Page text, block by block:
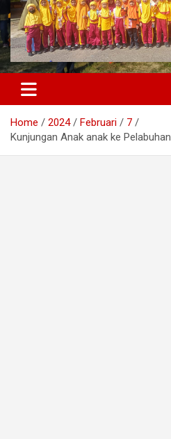
Home 2024 Februari
7
Kunjungan Anak anak ke Pelabuhan